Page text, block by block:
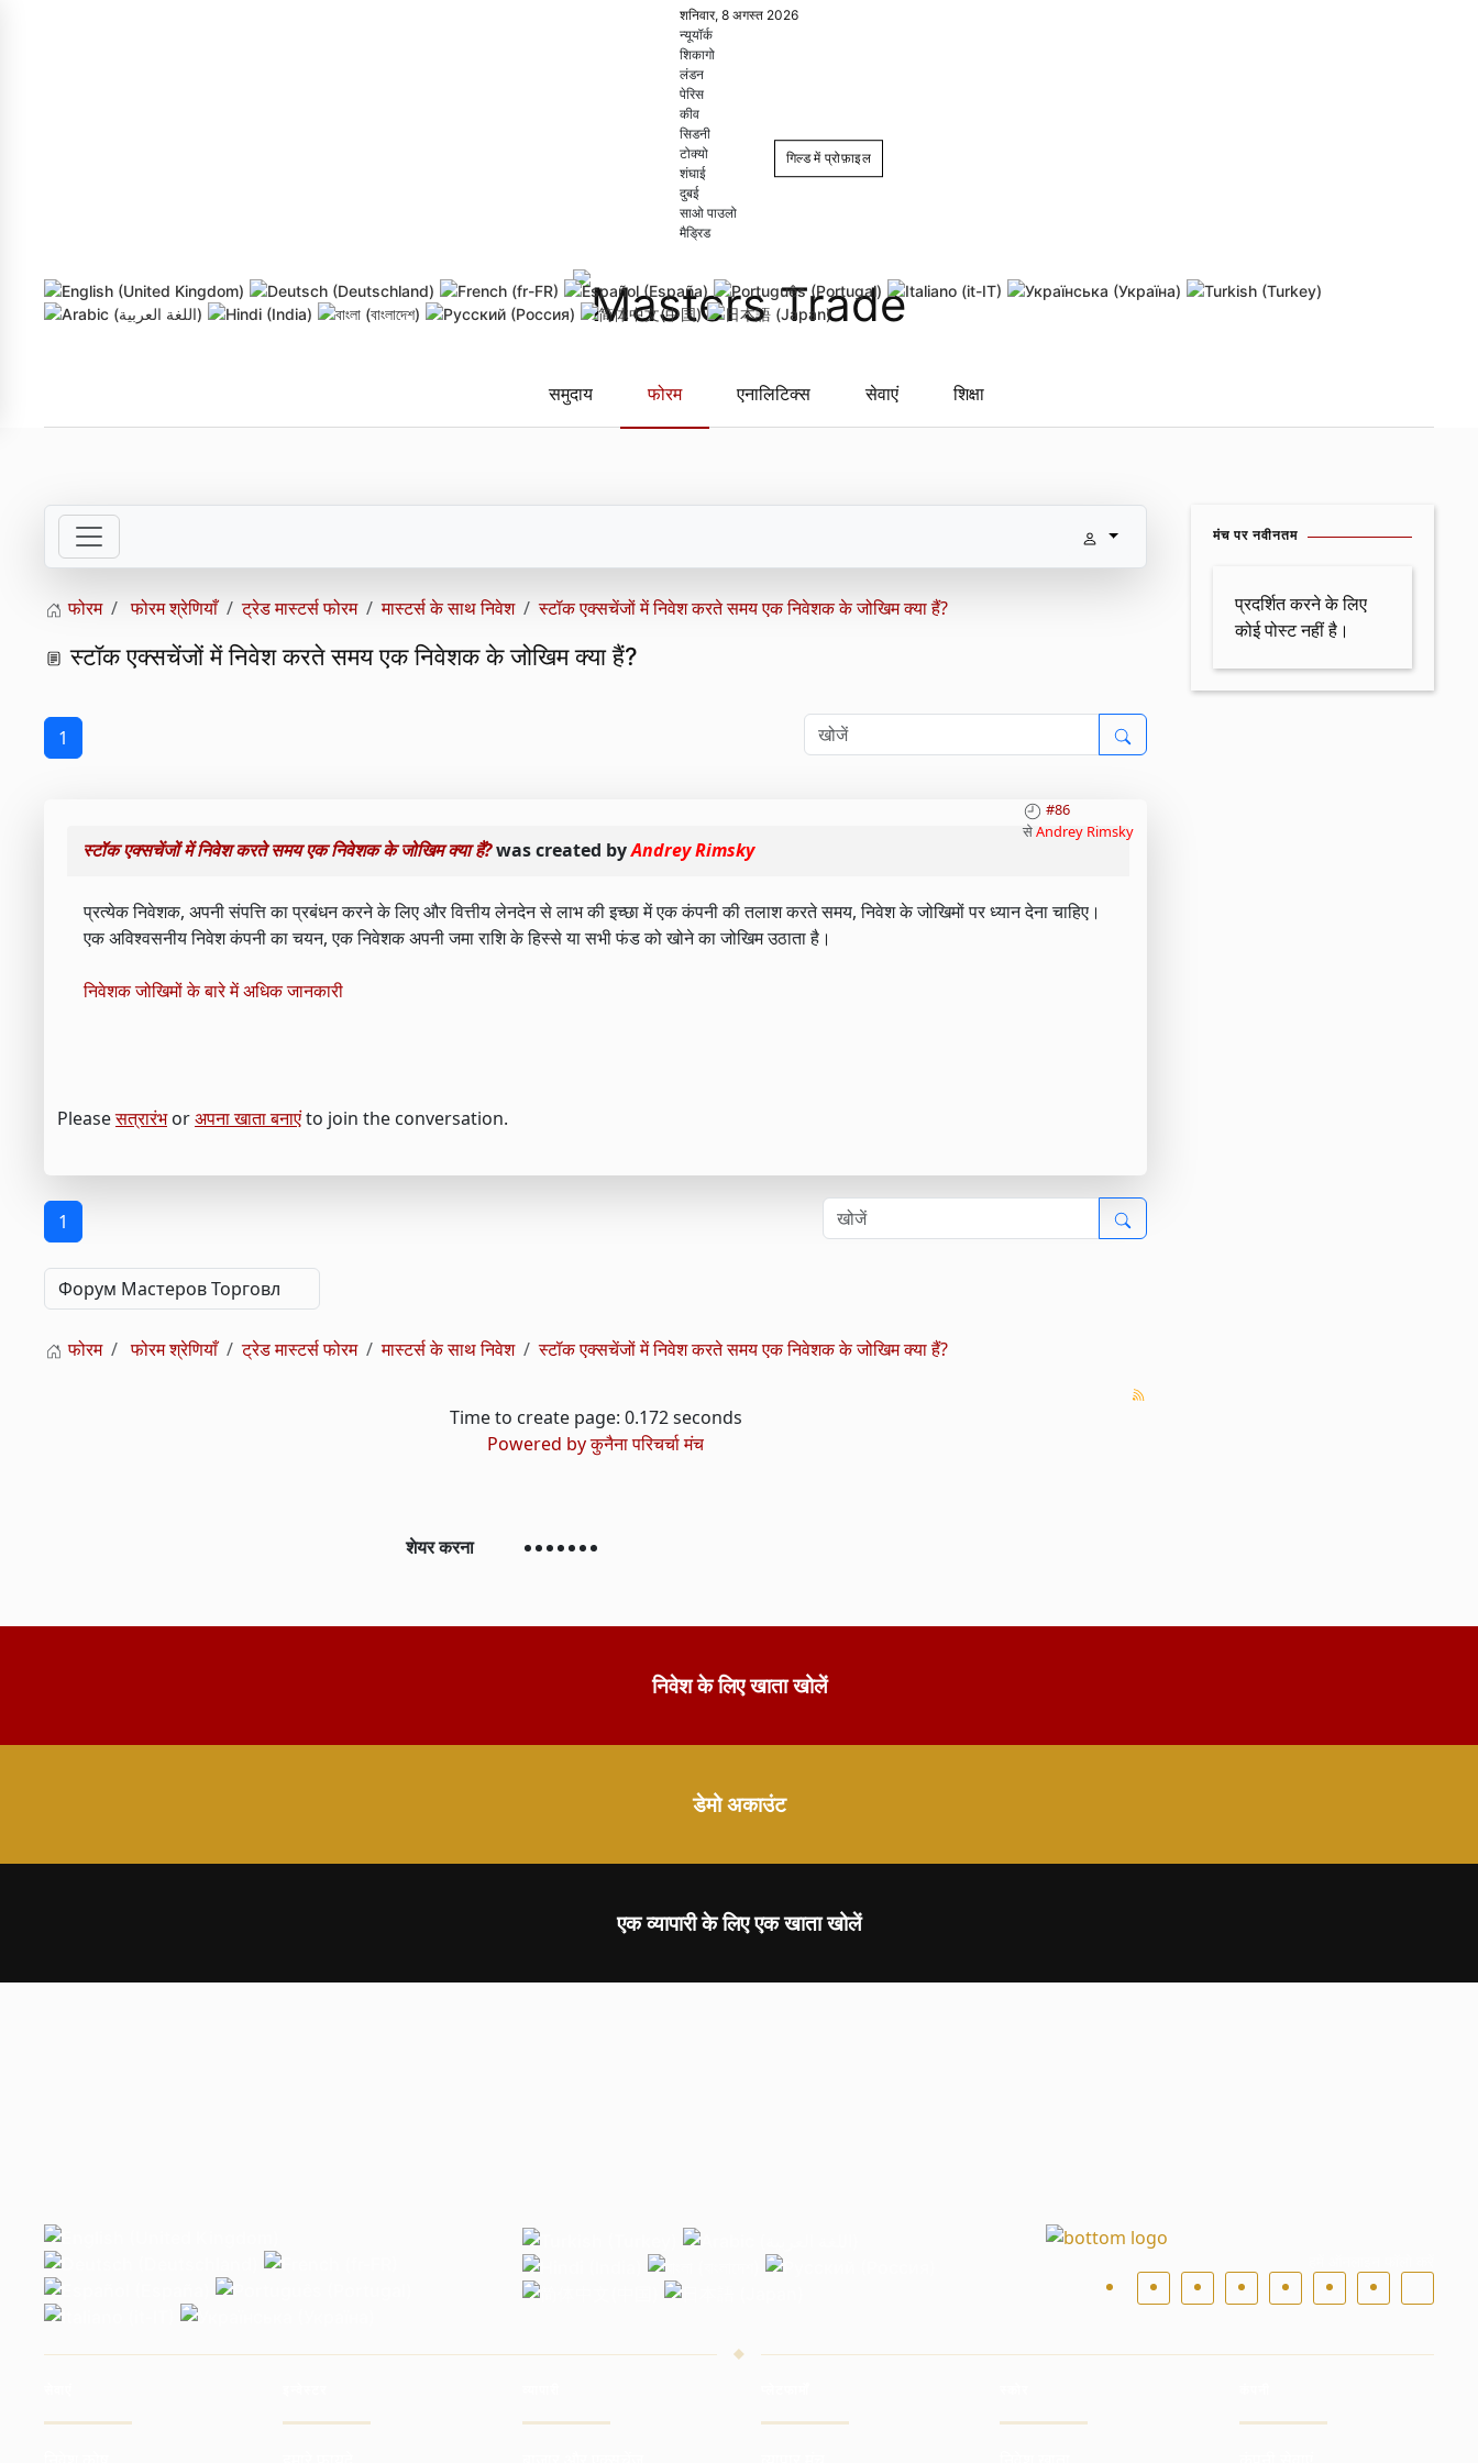
शनिवार, 8 अगस्त 2026
न्यूयॉर्क
शिकागो
लंडन
पेरिस
कीव
सिडनी
टोक्यो
शंघाई
दुबई
साओ पाउलो
मैड्रिड
गिल्ड में प्रोफ़ाइल
Forgot username Forgot password Resend activation link
समुदाय फोरम एनालिटिक्स सेवाएं शिक्षा
फोरम फोरम श्रेणियाँ ट्रेड मास्टर्स फोरम मास्टर्स के साथ निवेश स्टॉक एक्सचेंजों में निवेश करते समय एक निवेशक के जोखिम क्या हैं?
स्टॉक एक्सचेंजों में निवेश करते समय एक निवेशक के जोखिम क्या हैं?
1
#86
सेAndrey Rimsky
स्टॉक एक्सचेंजों में निवेश करते समय एक निवेशक के जोखिम क्या हैं?was created byAndrey Rimsky
प्रत्येक निवेशक, अपनी संपत्ति का प्रबंधन करने के लिए और वित्तीय लेनदेन से लाभ की इच्छा में एक कंपनी की तलाश करते समय, निवेश के जोखिमों पर ध्यान देना चाहिए।
एक अविश्वसनीय निवेश कंपनी का चयन, एक निवेशक अपनी जमा राशि के हिस्से या सभी फंड को खोने का जोखिम उठाता है।
निवेशक जोखिमों के बारे में अधिक जानकारी
Pleaseसत्रारंभorअपना खाता बनाएंto join the conversation.
1
फोरम फोरम श्रेणियाँ ट्रेड मास्टर्स फोरम मास्टर्स के साथ निवेश स्टॉक एक्सचेंजों में निवेश करते समय एक निवेशक के जोखिम क्या हैं?
Time to create page: 0.172 seconds
Powered byकुनैना परिचर्चा मंच
मंच पर नवीनतम
प्रदर्शित करने के लिए
कोई पोस्ट नहीं है।
शेयर करना
निवेश के लिए खाता खोलें
डेमो अकाउंट
एक व्यापारी के लिए एक खाता खोलें